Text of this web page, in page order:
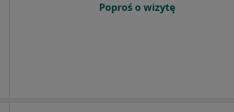
Poproś o wizytę